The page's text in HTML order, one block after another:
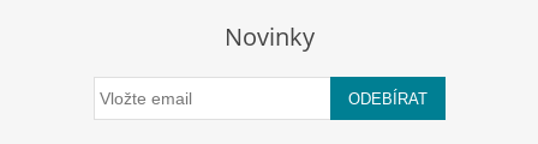
Novinky
ODEBÍRAT